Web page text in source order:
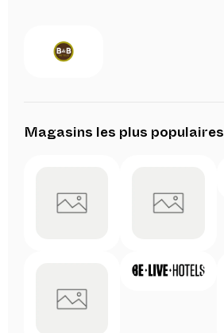
Magasins les plus populaires